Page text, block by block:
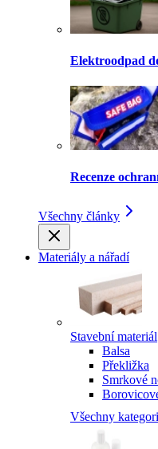
Elektroodpad
Recenze
Všechny články
Materiály a nářadí
Stavební materiál
Balsa
Překližka
Smrkové
Všechny